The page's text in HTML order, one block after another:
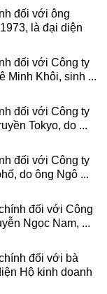
đối với ông
là đại diện
đối với Công ty
Minh Khôi, sinh ...
đối với Công ty
Tokyo, do ...
đối với Công ty
do ông Ngô ...
đối với Công
Ngọc Nam, ...
đối với bà
Hộ kinh doanh